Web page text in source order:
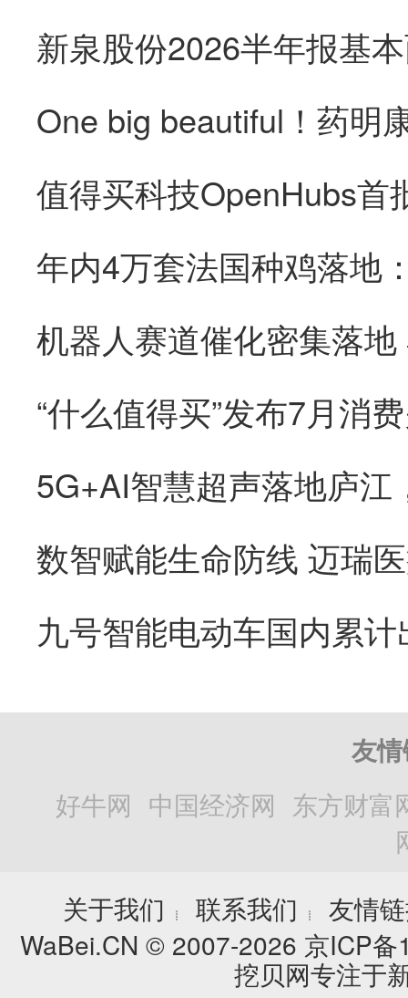
“什么值得买”发布7月消
友
好牛网 中国经济网 东方财富
关于我们
┊ 联系我们 ┊
友情
WaBei.CN © 2007-2026 京ICP
挖贝网专注于